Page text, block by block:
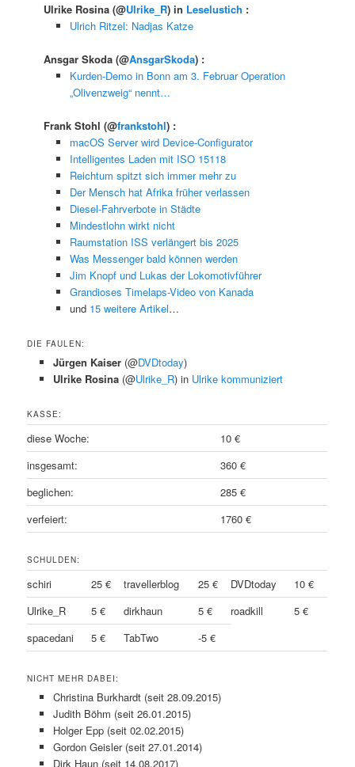
Ulrike Rosina(@Ulrike_R) in Leselustich :
Ulrich Ritzel: Nadjas Katze
Ansgar Skoda(@AnsgarSkoda) :
Kurden-Demo in Bonn am 3. Februar Operation
„Olivenzweig“ nennt…
Frank Stohl(@frankstohl) :
macOS Server wird Device-Configurator
Intelligentes Laden mit ISO 15118
Reichtum spitzt sich immer mehr zu
Der Mensch hat Afrika früher verlassen
Diesel-Fahrverbote in Städte
Mindestlohn wirkt nicht
Raumstation ISS verlängert bis 2025
Was Messenger bald können werden
Jim Knopf und Lukas der Lokomotivführer
Grandioses Timelaps-Video von Kanada
und 15 weitere Artikel…
DIE FAULEN:
Jürgen Kaiser (@DVDtoday)
Ulrike Rosina (@Ulrike_R) in Ulrike kommuniziert
KASSE:
diese Woche:
10 €
insgesamt:
360 €
beglichen:
285 €
verfeiert:
1760 €
SCHULDEN:
schiri 25 € travellerblog 25 € DVDtoday
10 €
Ulrike_R
5 € dirkhaun 5 € roadkill
5 €
spacedani
5 € TabTwo -5 €
NICHT MEHR DABEI:
Christina Burkhardt (seit 28.09.2015)
Judith Böhm (seit 26.01.2015)
Holger Epp (seit 02.02.2015)
Gordon Geisler (seit 27.01.2014)
Dirk Haun (seit 14.08.2017)